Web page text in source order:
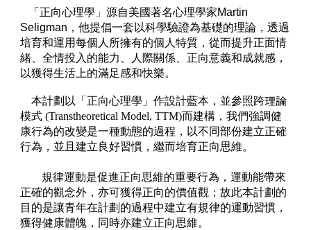
「正向心理學」源自美國著名心理學家Martin
Seligman，他提倡一套以科學驗證為基礎的理論，透過
培育和運用每個人所擁有的個人特質，從而提升正面情
緒、全情投入的能力、人際關係、正向意義和成就感，
以獲得生活上的滿足感和快樂。
本計劃以「 正向心理學」作設計藍本，並參照跨理論
模式 (Transtheoretical Model, TTM)而建構，我們強調健
康行為的改變是一種動態的過程，以不同部份建立正確
行為，並且建立良好習慣，繼而培育正向思維。
規律運動是促進正向思維的重要行為，運動能帶來
正確的觀念外，亦可獲得正向的價值觀；故此本計劃的
目的是讓青年在計劃的過程中建立有規律的運動習慣，
獲得健康體魄，同時亦建立正向思維。